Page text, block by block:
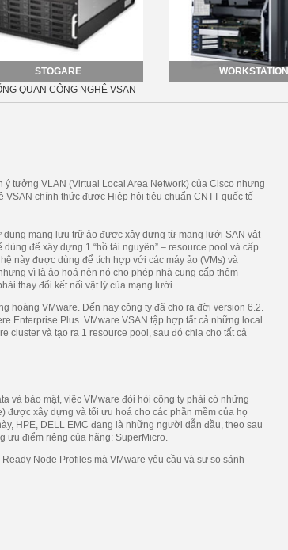
STOGARE WORKSTATION
QUAN CÔNG NGHỆ VSAN
tưởng VLAN (Virtual Local Area Network) của Cisco nhưng
chính thức được Hiệp hội tiêu chuẩn CNTT quốc tế
mạng lưu trữ ảo được xây dựng từ mạng lưới SAN vật
để xây dựng 1 “hồ tài nguyên” – resource pool và cấp
này được dùng để tích hợp với các máy ảo (VMs) và
vì là ảo hoá nên nó cho phép nhà cung cấp thêm
thay đổi kết nối vật lý của mạng lưới.
hoàng VMware. Đến nay công ty đã cho ra đời version 6.2.
Enterprise Plus. VMware VSAN tập hợp tất cả những local
cluster và tạo ra 1 resource pool, sau đó chia cho tất cả
và bảo mật, việc VMware đòi hỏi công ty phải có những
được xây dựng và tối ưu hoá cho các phần mềm của họ
HPE, DELL EMC đang là những người dẫn đầu, theo sau
ưu điểm riêng của hãng: SuperMicro.
Node Profiles mà VMware yêu cầu và sự so sánh